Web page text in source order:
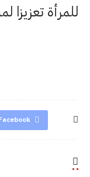
للمرأة تعزيزا